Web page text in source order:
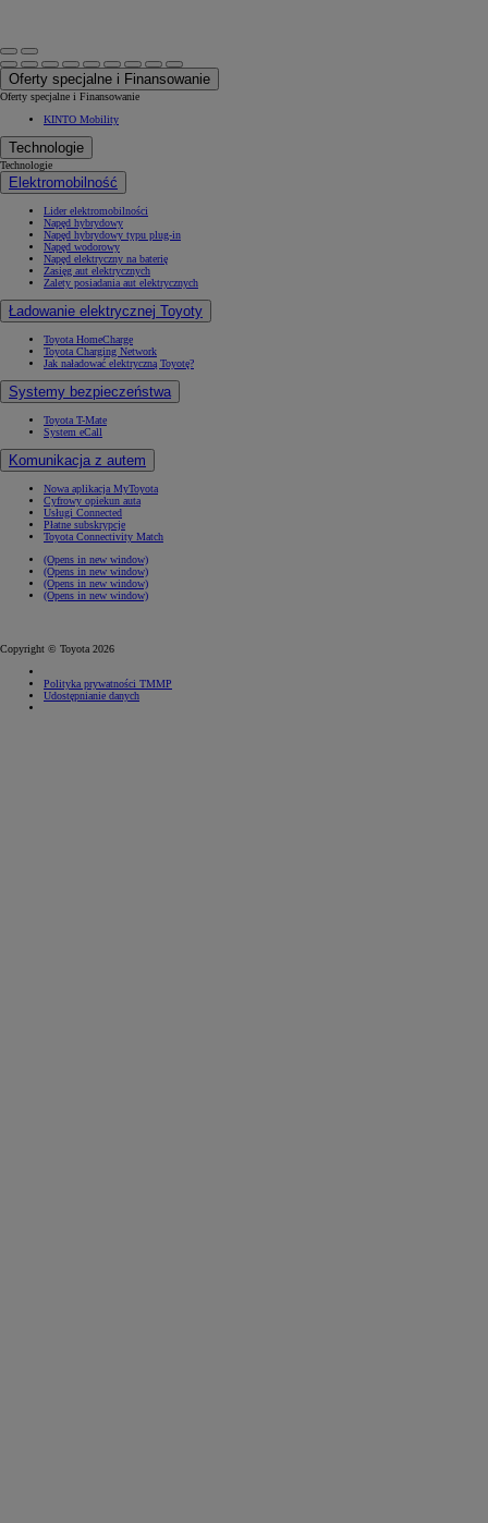
Oferty specjalne i Finansowanie
Oferty specjalne i Finansowanie
KINTO Mobility
Technologie
Technologie
Elektromobilność
Lider elektromobilności
Napęd hybrydowy
Napęd hybrydowy typu plug-in
Napęd wodorowy
Napęd elektryczny na baterię
Zasięg aut elektrycznych
Zalety posiadania aut elektrycznych
Ładowanie elektrycznej Toyoty
Toyota HomeCharge
Toyota Charging Network
Jak naładować elektryczną Toyotę?
Systemy bezpieczeństwa
Toyota T-Mate
System eCall
Komunikacja z autem
Nowa aplikacja MyToyota
Cyfrowy opiekun auta
Usługi Connected
Płatne subskrypcje
Toyota Connectivity Match
(Opens in new window)
(Opens in new window)
(Opens in new window)
(Opens in new window)
Copyright © Toyota 2026
Polityka prywatności TMMP
Udostępnianie danych